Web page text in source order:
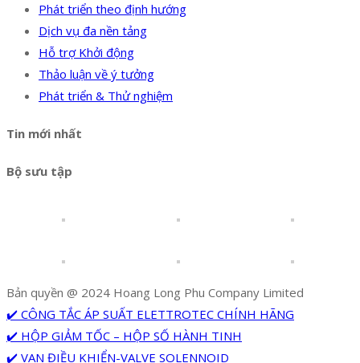
Phát triển theo định hướng
Dịch vụ đa nền tảng
Hỗ trợ Khởi động
Thảo luận về ý tưởng
Phát triển & Thử nghiệm
Tin mới nhất
Bộ sưu tập
Bản quyền @ 2024 Hoang Long Phu Company Limited
✔️ CÔNG TẮC ÁP SUẤT ELETTROTEC CHÍNH HÃNG
✔️ HỘP GIẢM TỐC – HỘP SỐ HÀNH TINH
✔️ VAN ĐIỀU KHIỂN-VALVE SOLENNOID